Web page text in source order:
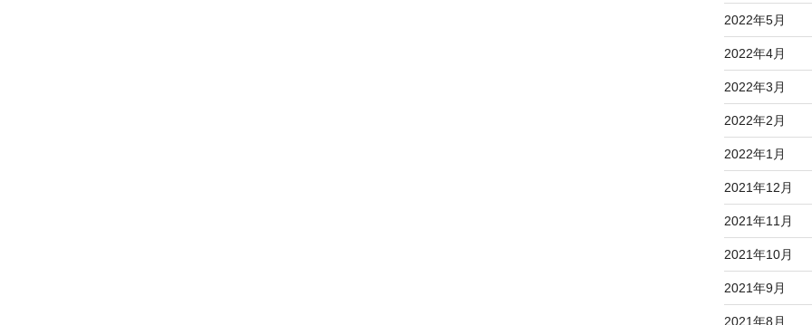
2022年5月
2022年4月
2022年3月
2022年2月
2022年1月
2021年12月
2021年11月
2021年10月
2021年9月
2021年8月